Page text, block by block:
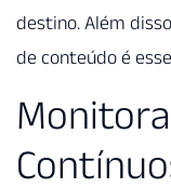
destino. Além
de conteúdo é